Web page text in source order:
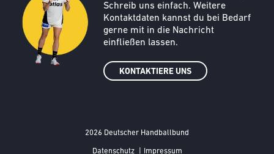
Schreib uns einfach. Weitere
Kontaktdaten kannst du bei Bedarf
gerne mit in die Nachricht
einfließen lassen.
KONTAKTIERE UNS
2026 Deutscher Handballbund
Datenschutz Impressum